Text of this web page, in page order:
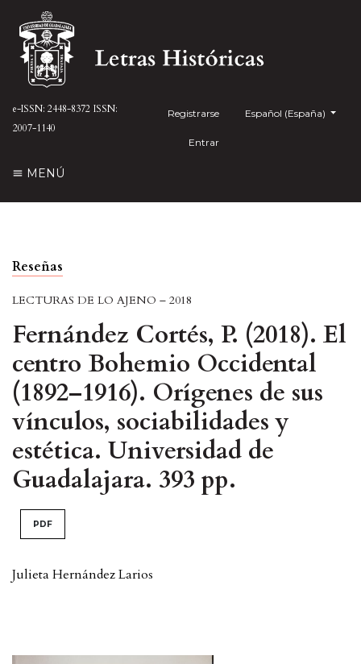
e-ISSN: 2448-8372 ISSN:
2007-1140
Registrarse
Entrar
Español (España)
MENÚ
Reseñas
LECTURAS DE LO AJENO – 2018
Fernández Cortés, P. (2018). El
centro Bohemio Occidental
(1892–1916). Orígenes de sus
vínculos, sociabilidades y
estética. Universidad de
Guadalajara. 393 pp.
PDF
Julieta Hernández Larios